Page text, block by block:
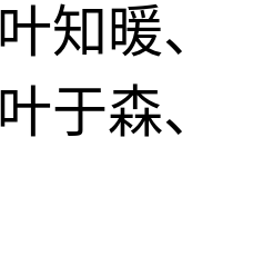
知暖、
于森、